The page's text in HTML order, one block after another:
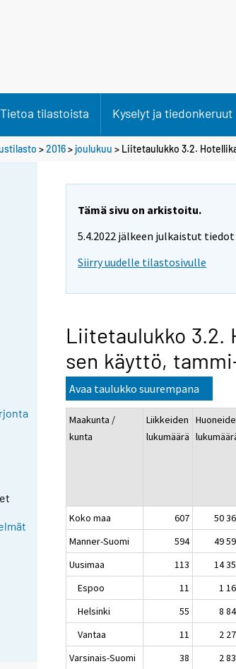
Tietoa tilastoista Kyselyt ja tiedonkeruut
>2016> joulukuu > Liitetaulukko 3.2.
Tämä sivu on arkistoitu.
5.4.2022 jälkeen julkaistut
Siirry uudelle tilastosivulle
Liitetaulukko 3.2.
sen käyttö,
Avaa taulukko suurempana
Maakunta /
kunta
Liikkeiden
lukumäärä
Koko maa
607 50
Manner-Suomi
594 49
Uusimaa
113 14
Espoo
11 1
Helsinki
55 8
Vantaa
11 2
Varsinais-Suomi
38 2